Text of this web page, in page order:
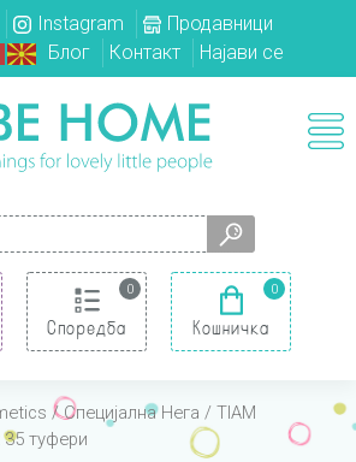
Instagram
Продавници
Блог
Контакт Најави се
0
Споредба
0
Кошничка
/Специјална Нега / TIAM
туфери